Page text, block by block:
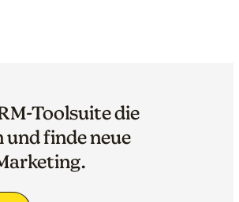
Toolsuite die
und finde neue